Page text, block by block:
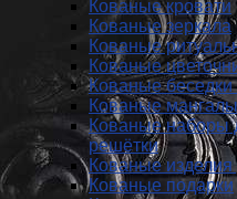
Кованые кровати
Кованые зеркала
Кованые
Кованые
Кованые беседки
Кованые
Кованые наборы
решётки
Кованые изделия
Кованые подарки